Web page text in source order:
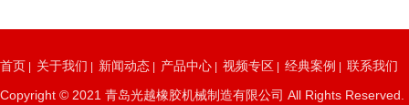
首页 关于我们 新闻动态 产品中心 视频专区 经典案例
联系我们
Copyright © 2021 青岛光越橡胶机械制造有限公司 All Rights